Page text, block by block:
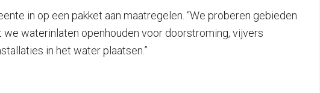
in op een pakket aan maatregelen. “We proberen gebieden
waterinlaten openhouden voor doorstroming, vijvers
in het water plaatsen.”